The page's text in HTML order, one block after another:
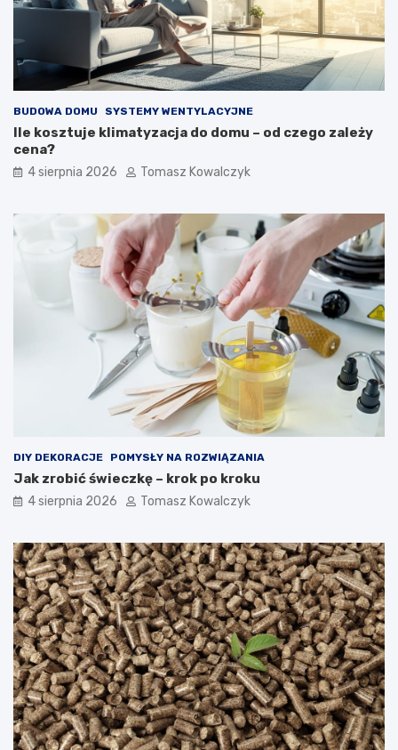
BUDOWA DOMU SYSTEMY WENTYLACYJNE
Ile kosztuje klimatyzacja do domu – od czego zależy
cena?
4 sierpnia 2026 Tomasz Kowalczyk
DIY DEKORACJE POMYSŁY NA ROZWIĄZANIA
Jak zrobić świeczkę – krok po kroku
4 sierpnia 2026 Tomasz Kowalczyk